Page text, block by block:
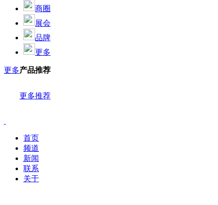
商圈
展会
品牌
更多
更多产品推荐
更多推荐
首页
频道
新闻
联系
关于